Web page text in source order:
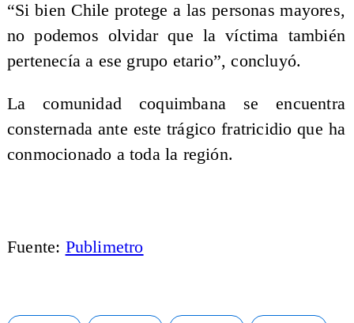
“Si bien Chile protege a las personas mayores,
no podemos olvidar que la víctima también
pertenecía a ese grupo etario”, concluyó.
La comunidad coquimbana se encuentra
consternada ante este trágico fratricidio que ha
conmocionado a toda la región.
Fuente: Publimetro